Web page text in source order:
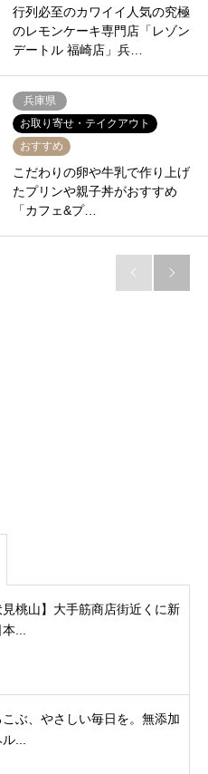
行列必至のカワイイ人気の究極
のレモンケーキ専門店「レゾン
デートル 福崎店」兵…
兵庫県
お取り寄せ・テイクアウト
おすすめ
こだわりの卵や牛乳で作り上げ
たプリンや親子丼がおすすめ
「カフェ&プ…
 
見桃山】大手筋商店街近くに新
本...
ぶ、やさしい毎日を。無添加
ル...